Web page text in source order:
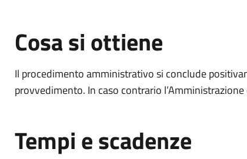
Cosa si ottiene
Il procedimento amministrativo si conclude
provvedimento. In caso contrario
Tempi e scadenze